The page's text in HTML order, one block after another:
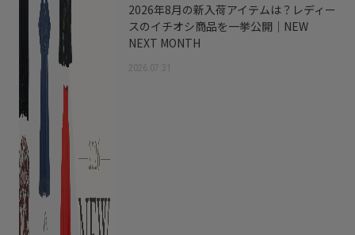
2026年8月の新入荷アイテムは？レディー
スのイチオシ商品を一挙公開｜NEW
NEXT MONTH
2026.07.31